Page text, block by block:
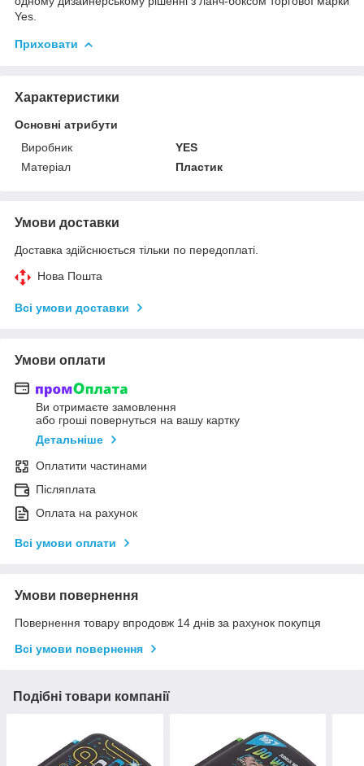
Yes.
Приховати
Характеристики
Основні атрибути
Виробник
YES
Матеріал
Пластик
Умови доставки
Доставка здійснюється тільки по передоплаті.
Нова Пошта
Всі умови доставки
Умови оплати
Ви отримаєте замовлення
або гроші повернуться на вашу картку
Детальніше
Оплатити частинами
Післяплата
Оплата на рахунок
Всі умови оплати
Умови повернення
Повернення товару впродовж 14 днів за рахунок покупця
Всі умови повернення
Подібні товари компанії